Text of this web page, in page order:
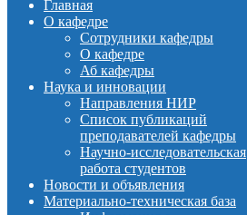
Главная
О кафедре
Сотрудники кафедры
О кафедре
Аб кафедры
Наука и инновации
Направления НИР
Список публикаций
преподавателей кафедры
Научно-исследовательская
работа студентов
Новости и объявления
Материально-техническая база